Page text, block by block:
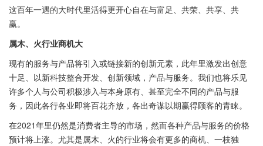
这百年一遇的大时代里活得更开心自在与富足、共荣、共享、共
赢。
属木、火行业商机大
现有的服务与产品将引入或链接新的创新元素，此年里激发出创意
十足、以新科技整合开发、创新领域，产品与服务。我们也将乐见
许多个人与公司积极涉入与本身原有、甚至完全不同的产品与服
务，因此各行各业即将百花齐放，各出奇谋以期赢得顾客的青睐。
在2021年里仍然是消费者主导的市场，然而各种产品与服务的价格
预计将上涨。尤其是属木、火的行业将会有更多的商机、一枝独